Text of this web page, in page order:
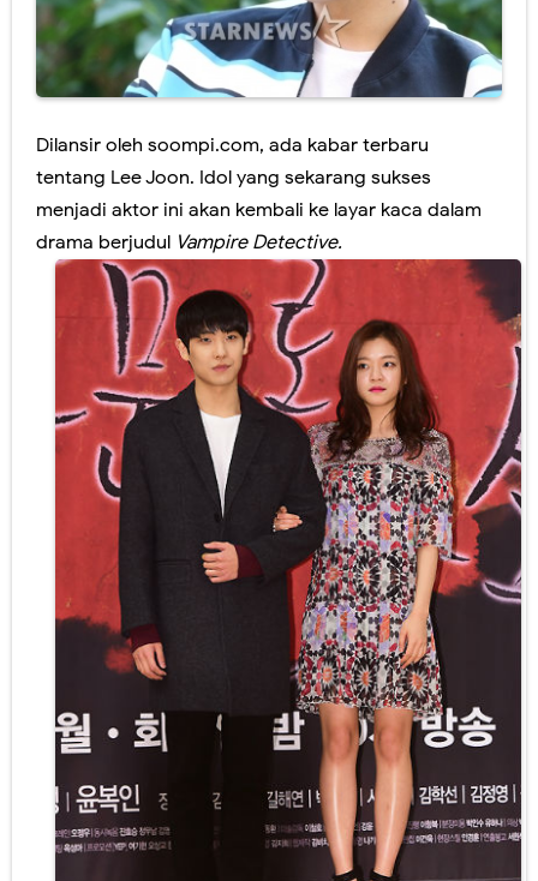
Dilansir oleh soompi.com, ada kabar terbaru
tentang Lee Joon. Idol yang sekarang sukses
menjadi aktor ini akan kembali ke layar kaca dalam
drama berjudul Vampire Detective.